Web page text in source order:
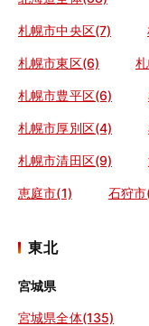
札幌市中央区(7)
札幌市東区(6)
札幌市豊平区(6)
札幌市厚別区(4)
札幌市清田区(9)
恵庭市(1) 石狩市
東北
宮城県
宮城県全体(135)